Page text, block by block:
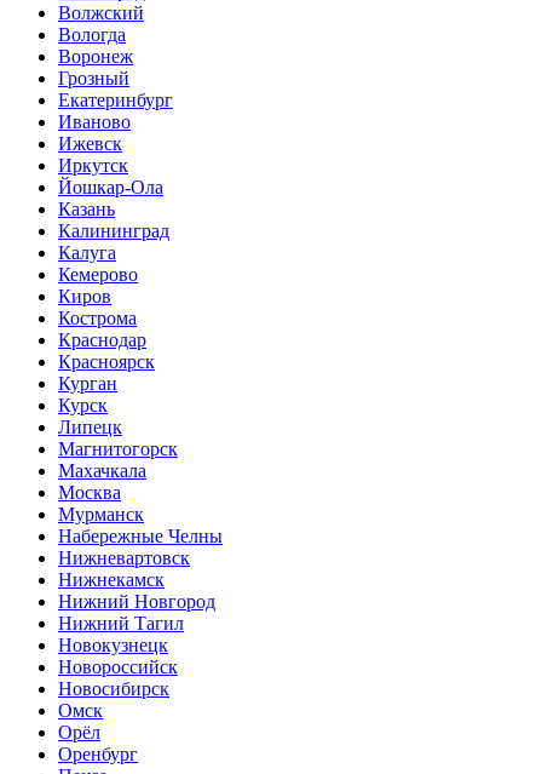
Волжский
Вологда
Воронеж
Грозный
Екатеринбург
Иваново
Ижевск
Иркутск
Йошкар-Ола
Казань
Калининград
Калуга
Кемерово
Киров
Кострома
Краснодар
Красноярск
Курган
Курск
Липецк
Магнитогорск
Махачкала
Москва
Мурманск
Набережные Челны
Нижневартовск
Нижнекамск
Нижний Новгород
Нижний Тагил
Новокузнецк
Новороссийск
Новосибирск
Омск
Орёл
Оренбург